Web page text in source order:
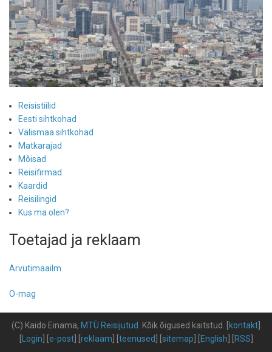
Reisistiilid
Eesti sihtkohad
Välismaa sihtkohad
Matkarajad
Mõisad
Reisifirmad
Kaardid
Reisilingid
Kus ma olen?
Toetajad ja reklaam
Arvutimaailm
O-mag
(C) Kaido Einama, MTÜ Reisijutud Kõik õigused kaitstud kontakt
Login e-post] [ reklaam teenused sitemap English RSS